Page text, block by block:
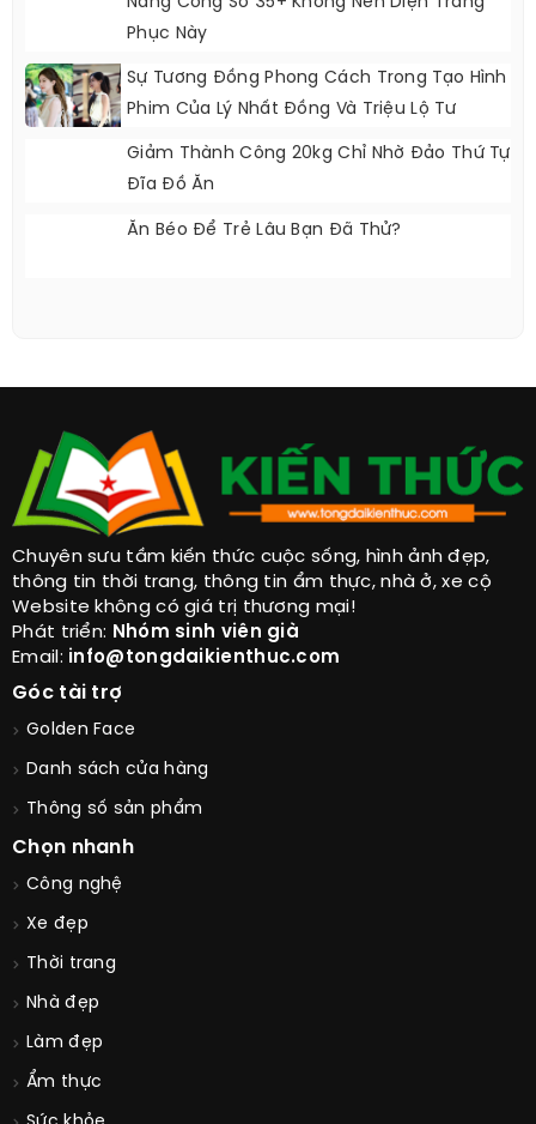
Phục Này
Sự Tương Đồng Phong Cách Trong Tạo Hình
Phim Của Lý Nhất Đồng Và Triệu Lộ Tư
Giảm Thành Công 20kg Chỉ Nhờ Đảo Thứ Tự
Đĩa Đồ Ăn
Ăn Béo Để Trẻ Lâu Bạn Đã Thử?
Chuyên sưu tầm kiến thức cuộc sống, hình ảnh đẹp,
thông tin thời trang, thông tin ẩm thực, nhà ở, xe cộ
Website không có giá trị thương mại!
Phát triển: Nhóm sinh viên già
Email: info@tongdaikienthuc.com
Góc tài trợ
Golden Face
Danh sách cửa hàng
Thông số sản phẩm
Chọn nhanh
Công nghệ
Xe đẹp
Thời trang
Nhà đẹp
Làm đẹp
Ẩm thực